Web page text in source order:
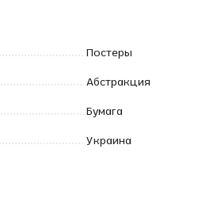
Постеры
Абстракция
Бумага
Украина